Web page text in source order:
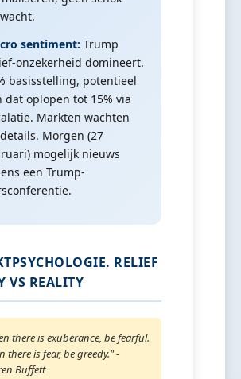
sentiment: Trump
onzekerheid domineert.
basisstelling, potentieel
dat oplopen tot 15% via
Markten wachten
Morgen (27
mogelijk nieuws
een Trump-
RELIEF
VS REALITY
there is exuberance, be fearful.
there is fear, be greedy." -
Buffett